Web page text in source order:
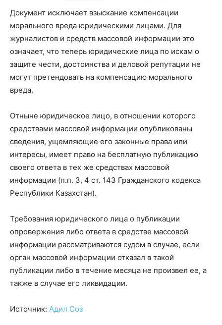
Документ исключает взыскание компенсации
морального вреда юридическими лицами. Для
журналистов и средств массовой информации это
означает, что теперь юридические лица по искам о
защите чести, достоинства и деловой репутации не
могут претендовать на компенсацию морального
вреда.
Отныне юридическое лицо, в отношении которого
средствами массовой информации опубликованы
сведения, ущемляющие его законные права или
интересы, имеет право на бесплатную публикацию
своего ответа в тех же средствах массовой
информации (п.п. 3, 4 ст. 143 Гражданского кодекса
Республики Казахстан).
Требования юридического лица о публикации
опровержения либо ответа в средстве массовой
информации рассматриваются судом в случае, если
орган массовой информации отказал в такой
публикации либо в течение месяца не произвел ее, а
также в случае его ликвидации.
Источник: Адил Соз